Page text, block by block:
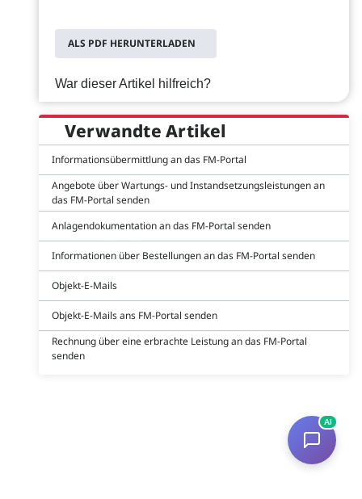
ALS PDF HERUNTERLADEN
War dieser Artikel hilfreich?
Verwandte Artikel
Informationsübermittlung an das FM-Portal
Angebote über Wartungs- und Instandsetzungsleistungen an
das FM-Portal senden
Anlagendokumentation an das FM-Portal senden
Informationen über Bestellungen an das FM-Portal senden
Objekt-E-Mails
Objekt-E-Mails ans FM-Portal senden
Rechnung über eine erbrachte Leistung an das FM-Portal
senden
AI